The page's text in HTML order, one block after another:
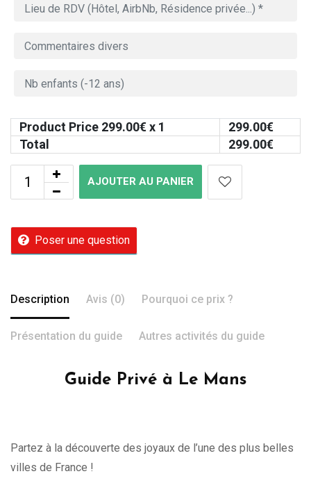
Product Price 299.00€ x 1 299.00€
Total
299.00€
AJOUTER AU PANIER
Poser une question
Description Avis (0) Pourquoi ce prix ?
Présentation du guide Autres activités du guide
Guide Privé à Le Mans
Partez à la découverte des joyaux de l’une des plus belles
villes de France !